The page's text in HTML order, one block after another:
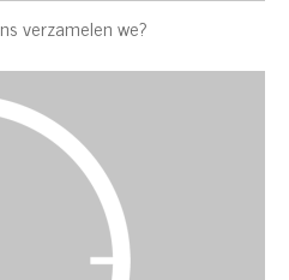
verzamelen we?